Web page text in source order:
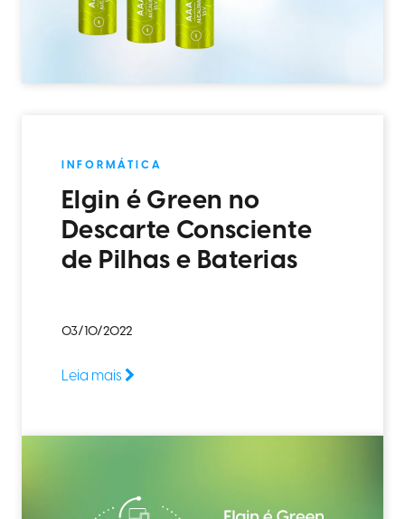
INFORMÁTICA
Elgin é Green no
Descarte Consciente
de Pilhas e Baterias
03/10/2022
Leia mais